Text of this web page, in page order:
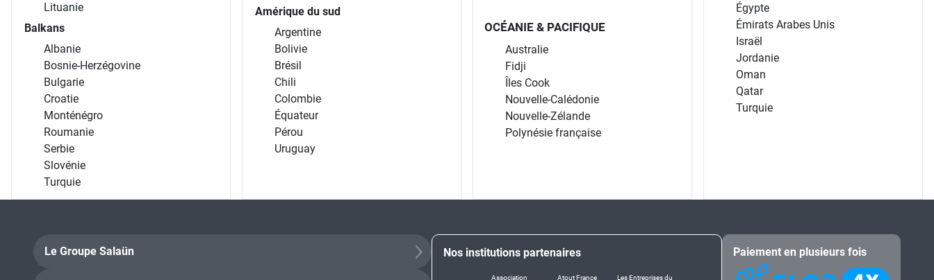
Lituanie
Balkans
Albanie
Bosnie-Herzégovine
Bulgarie
Croatie
Monténégro
Roumanie
Serbie
Slovénie
Turquie
Amérique du sud
Argentine
Bolivie
Brésil
Chili
Colombie
Équateur
Pérou
Uruguay
OCÉANIE & PACIFIQUE
Australie
Fidji
Îles Cook
Nouvelle-Calédonie
Nouvelle-Zélande
Polynésie française
Égypte
Émirats Arabes Unis
Israël
Jordanie
Oman
Qatar
Turquie
Le Groupe Salaün Nos institutions partenaires
Association Atout France Les Entreprises du
Paiement en plusieurs fois